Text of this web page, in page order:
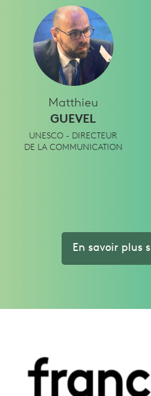
Matthieu
GUEVEL
UNESCO - DIRECTEUR
DE LA COMMUNICATION
En savoir plus